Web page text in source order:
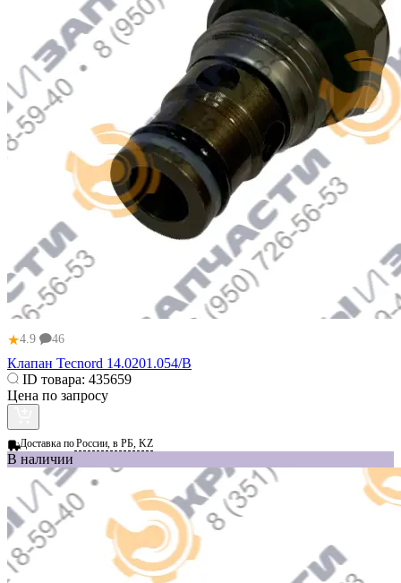
★4.9 46
Клапан Tecnord 14.0201.054/B
ID товара: 435659
Цена по запросу
Доставка поРоссии, в РБ, KZ
В наличии